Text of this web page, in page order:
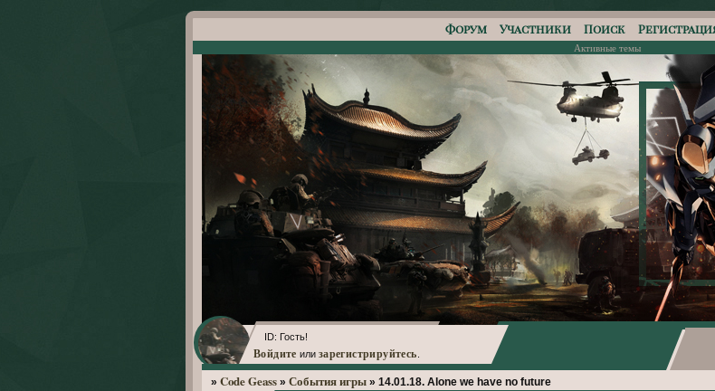
Форум Участники Поиск
Активные темы
ID: Гость!
Войдите или зарегистрируйтесь
» Code Geass » События игры » 14.01.18. Alone we have no future